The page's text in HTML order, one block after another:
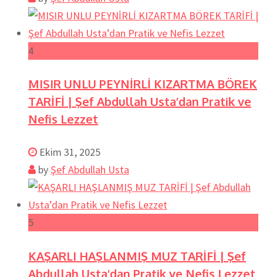
4
MISIR UNLU PEYNİRLİ KIZARTMA BÖREK
TARİFİ | Şef Abdullah Usta’dan Pratik ve
Nefis Lezzet
Ekim 31, 2025
by Şef Abdullah Usta
5
KAŞARLI HAŞLANMIŞ MUZ TARİFİ | Şef
Abdullah Usta’dan Pratik ve Nefis Lezzet